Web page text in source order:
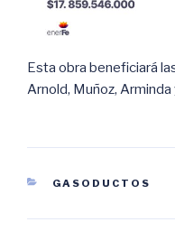
Esta obra beneficiará
Arnold, Muñoz,
CATEGORÍAS
GASODUCTOS